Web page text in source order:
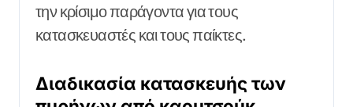
την κρίσιμο παράγοντα για τους
κατασκευαστές και τους παίκτες.
Διαδικασία κατασκευής των